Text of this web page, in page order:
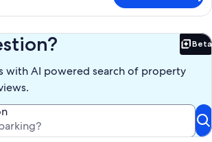
Beta
with AI powered search of property